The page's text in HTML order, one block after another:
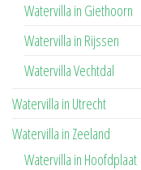
Watervilla in Giethoorn
Watervilla in Rijssen
Watervilla Vechtdal
Watervilla in Utrecht
Watervilla in Zeeland
Watervilla in Hoofdplaat